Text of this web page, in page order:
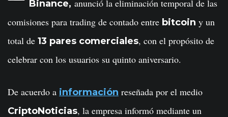
Binance, anunció la eliminación temporal de las
comisiones para trading de contado entre bitcoin y un
total de 13 pares comerciales, con el propósito de
celebrar con los usuarios su quinto aniversario.
De acuerdo a información reseñada por el medio
CriptoNoticias, la empresa informó mediante un